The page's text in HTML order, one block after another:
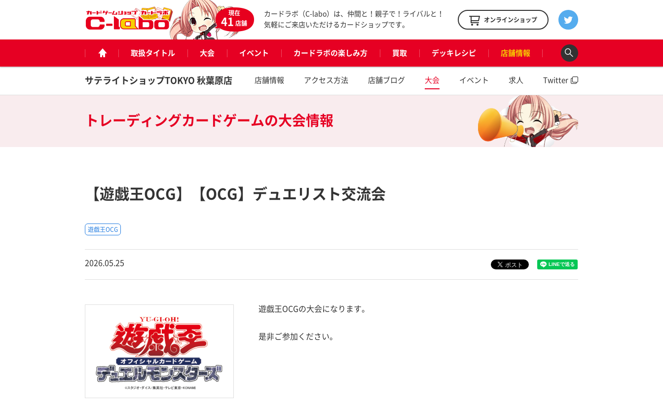
現在
41店舗
カードラボ（C-labo）は、仲間と！親子で！ライバルと！
気軽にご来店いただけるカードショップです。
オンラインショップ
取扱タイトル 大会 イベント カードラボの楽しみ方 買取 デッキレシピ 店舗情報
サテライトショップTOKYO 秋葉原店 店舗情報 アクセス方法 店舗ブログ 大会 イベント 求人 Twitter
トレーディングカードゲームの大会情報
【遊戯王OCG】【OCG】デュエリスト交流会
遊戯王OCG
2026.05.25
遊戯王OCGの大会になります。
是非ご参加ください。